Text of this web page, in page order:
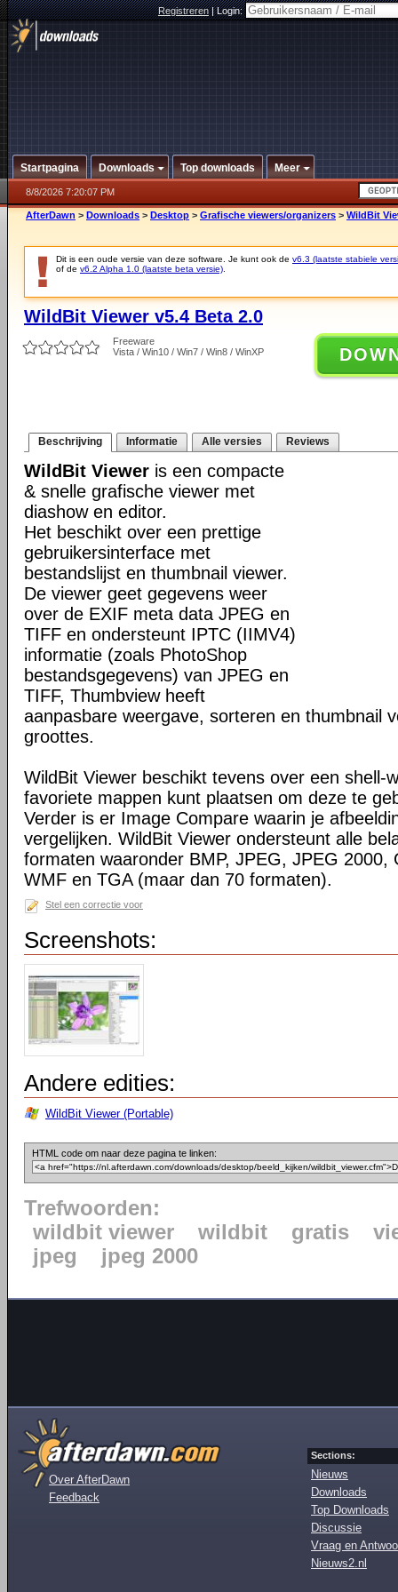
Registreren|Login:
Startpagina Downloads Top downloads Meer
8/8/2026 7:20:07 PM
AfterDawn > Downloads > Desktop > Grafische viewers/organizers > WildBit
Dit is een oude versie van deze software. Je kunt ook de v6.3 (laatste stabiele
of de v6.2 Alpha 1.0 (laatste beta versie)
WildBit Viewer v5.4 Beta 2.0
Freeware
Vista / Win10 / Win7 / Win8 / WinXP
Beschrijving Informatie Alle versies Reviews
WildBit Viewer is een compacte
& snelle grafische viewer met
diashow en editor.
Het beschikt over een prettige
gebruikersinterface met
bestandslijst en thumbnail viewer.
De viewer geet gegevens weer
over de EXIF meta data JPEG en
TIFF en ondersteunt IPTC (IIMV4)
informatie (zoals PhotoShop
bestandsgegevens) van JPEG en
TIFF, Thumbview heeft
aanpasbare weergave, sorteren en thumbnail
groottes.
WildBit Viewer beschikt tevens over een shell-
favoriete mappen kunt plaatsen om deze te
Verder is er Image Compare waarin je
vergelijken. WildBit Viewer ondersteunt alle
formaten waaronder BMP, JPEG, JPEG 2000,
WMF en TGA (maar dan 70 formaten).
Stel een correctie voor
Screenshots:
Andere edities:
WildBit Viewer (Portable)
HTML code om naar deze pagina te linken:
Trefwoorden:
wildbit viewer
wildbit gratis
jpeg
jpeg 2000
Over AfterDawn
Feedback
Sections:
Nieuws
Downloads
Top Downloads
Discussie
Vraag en
Nieuws2.nl